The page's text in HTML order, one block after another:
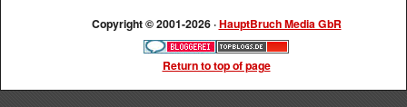
Copyright © 2001-2026 ·HauptBruch Media GbR
Return to top of page